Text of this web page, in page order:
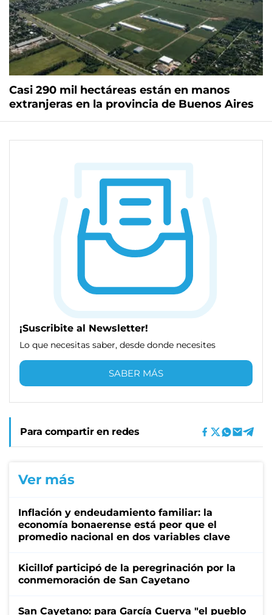
Casi 290 mil hectáreas están en manos
extranjeras en la provincia de Buenos Aires
¡Suscribite al Newsletter!
Lo que necesitas saber, desde donde necesites
SABER MÁS
Para compartir en redes
Ver más
Inflación y endeudamiento familiar: la
economía bonaerense está peor que el
promedio nacional en dos variables clave
Kicillof participó de la peregrinación por la
conmemoración de San Cayetano
San Cayetano: para García Cuerva "el pueblo